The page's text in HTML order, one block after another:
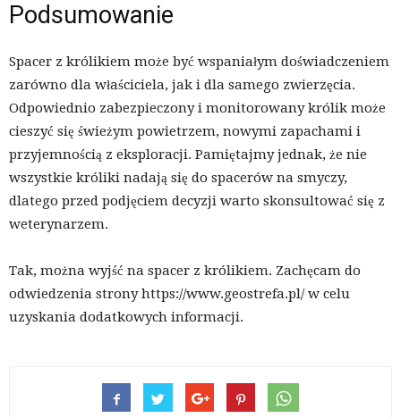
Podsumowanie
Spacer z królikiem może być wspaniałym doświadczeniem
zarówno dla właściciela, jak i dla samego zwierzęcia.
Odpowiednio zabezpieczony i monitorowany królik może
cieszyć się świeżym powietrzem, nowymi zapachami i
przyjemnością z eksploracji. Pamiętajmy jednak, że nie
wszystkie króliki nadają się do spacerów na smyczy,
dlatego przed podjęciem decyzji warto skonsultować się z
weterynarzem.
Tak, można wyjść na spacer z królikiem. Zachęcam do
odwiedzenia strony https://www.geostrefa.pl/ w celu
uzyskania dodatkowych informacji.